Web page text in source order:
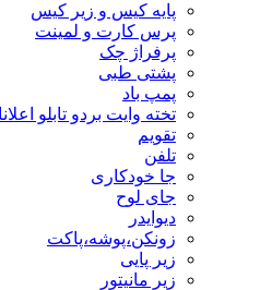
پایه کیس و زیر کیس
پرس کارت و لمینت
پرفراژ چک
پشتی طبی
پمپ باد
تخته وایت بردو تابلو
تقویم
تلفن
جا خودکاری
جای لوح
دیوایدر
زونکن،پوشه،پاکت
زیر پایی
زیر مانیتور